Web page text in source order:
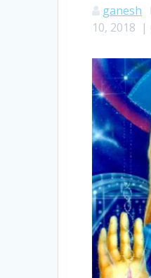
ganesh
10, 2018 |